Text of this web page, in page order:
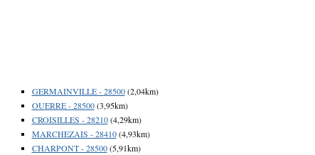
GERMAINVILLE - 28500(2,04km)
OUERRE - 28500(3,95km)
CROISILLES - 28210(4,29km)
MARCHEZAIS - 28410(4,93km)
CHARPONT - 28500(5,91km)